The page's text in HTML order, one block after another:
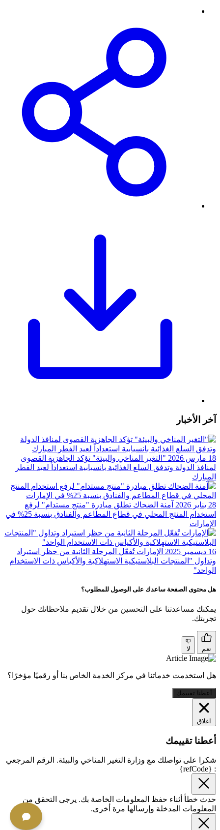
آخر الأخبار
18 مارس 2026
"التغير المناخي والبيئة" تؤكد الجاهزية القصوى
لمنافذ الدولة وتدفق السلع الغذائية بانسيابية استعداداً لعيد الفطر
المبارك
28 يناير 2026
آمنة الضحاك تطلق مبادرة "منتج مستدام" لرفع
استخدام المنتج المحلي في قطاع المطاعم والفنادق بنسبة 25%؜ في
الإمارات
16 ديسمبر 2025
الإمارات تُفعّل المرحلة الثانية من حظر استيراد
وتداول "المنتجات البلاستيكية الاستهلاكية والأكياس ذات الاستخدام
الواحد"
هل محتوى الصفحة ساعدك على الوصول للمطلوب؟
يمكنك مساعدتنا على التحسين من خلال تقديم ملاحظاتك حول
تجربتك.
نعم لا
هل استخدمت خدماتنا في مركز الخدمة الخاص بنا أو رقميًا مؤخرًا؟
أعطنا تقييمك
اغلاق
أعطنا تقييمك
شكرا على تواصلك مع وزارة التغير المناخي والبيئة. الرقم المرجعي
: {refCode}
حدث خطأ أثناء حفظ المعلومات الخاصة بك. يرجى التحقق من
المعلومات المدخلة وإرسالها مرة أخرى.